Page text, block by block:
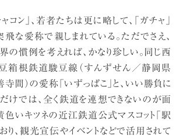
コン」、若者たちは更に略して、「ガチャ」
飛な愛称で親しまれている。ただでさえ、
の慣例を考えれば、かなり珍しい。同じ西
箱根鉄道駿豆線（すんずせん／静岡県
間）の愛称「いずっぱこ」と、いい勝負に
だけでは、全く鉄道を連想できないのが面
色いキツネの近江鉄道公式マスコット「駅
り、観光宣伝やイベントなどで活用されて